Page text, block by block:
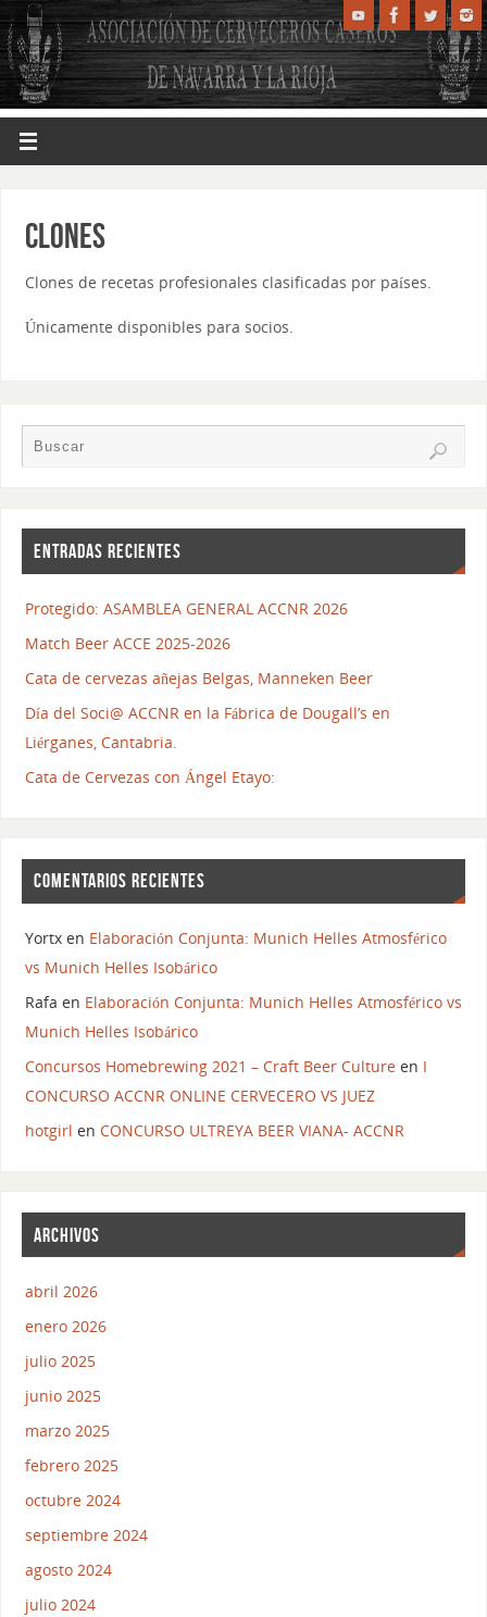
Clones
Clones de recetas profesionales clasificadas por países.
Únicamente disponibles para socios.
ENTRADAS RECIENTES
Protegido: ASAMBLEA GENERAL ACCNR 2026
Match Beer ACCE 2025-2026
Cata de cervezas añejas Belgas, Manneken Beer
Día del Soci@ ACCNR en la Fábrica de Dougall’s en
Liérganes, Cantabria.
Cata de Cervezas con Ángel Etayo:
COMENTARIOS RECIENTES
Yortxen Elaboración Conjunta: Munich Helles Atmosférico
vs Munich Helles Isobárico
Rafa en Elaboración Conjunta: Munich Helles Atmosférico vs
Munich Helles Isobárico
Concursos Homebrewing 2021 – Craft Beer Cultureen I
CONCURSO ACCNR ONLINE CERVECERO VS JUEZ
hotgirl en CONCURSO ULTREYA BEER VIANA- ACCNR
ARCHIVOS
abril 2026
enero 2026
julio 2025
junio 2025
marzo 2025
febrero 2025
octubre 2024
septiembre 2024
agosto 2024
julio 2024